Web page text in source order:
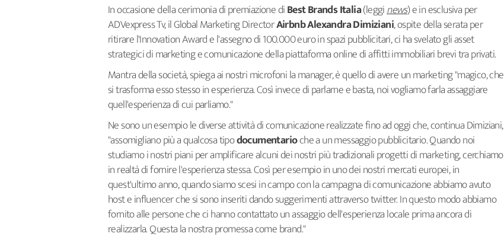
In occasione della cerimonia di premiazione diBest Brands Italia(legginews) e in esclusiva per
ADVexpress Tv, il Global Marketing DirectorAirbnbAlexandra Dimiziani,ospite della serata per
ritirare l'Innovation Award e l'assegno di 100.000 euro in spazi pubblicitari, ci ha svelato gli asset
strategici di marketing e comunicazione della piattaforma online di affitti immobiliari brevi tra privati.
Mantra della società, spiega ai nostri microfoni la manager,è quello di avere un marketing "magico, che
si trasforma esso stesso in esperienza.Così invece di parlarne e basta, noi vogliamo farla assaggiare
quell'esperienza di cui parliamo."
Ne sono un esempio le diverse attività di comunicazione realizzate fino ad oggi che, continua Dimiziani,
"assomigliano più a qualcosa tipodocumentarioche a un messaggio pubblicitario. Quando noi
studiamo i nostri piani per amplificare alcuni dei nostri più tradizionali progetti di marketing, cerchiamo
in realtà di fornire l'esperienza stessa. Così per esempio in uno dei nostri mercati europei, in
quest'ultimo anno, quando siamo scesi in campo con la campagna di comunicazione abbiamo avuto
host e influencer che si sono inseriti dando suggerimenti attraverso twitter. In questo modo abbiamo
fornito alle persone che ci hanno contattato un assaggio dell'esperienza locale prima ancora di
realizzarla. Questa la nostra promessa come brand."